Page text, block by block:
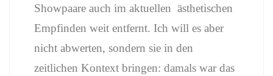
Showpaare auch im aktuellen ästhetischen
Empfinden weit entfernt. Ich will es aber
nicht abwerten, sondern sie in den
zeitlichen Kontext bringen: damals war das